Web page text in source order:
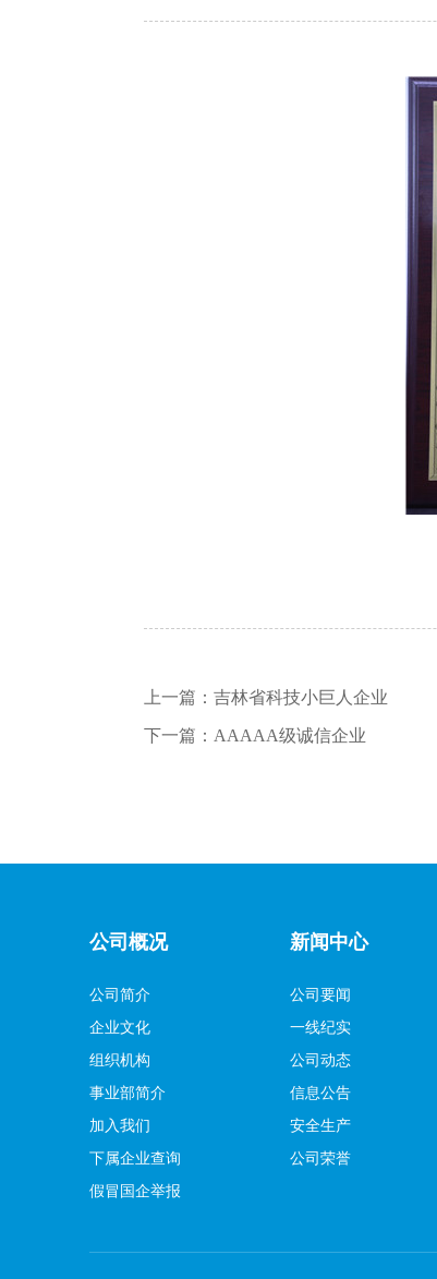
上一篇： 吉林省科技小巨人企业
下一篇： AAAAA级诚信企业
公司概况
公司简介
企业文化
组织机构
事业部简介
加入我们
下属企业查询
假冒国企举报
新闻中心
公司要闻
一线纪实
公司动态
信息公告
安全生产
公司荣誉